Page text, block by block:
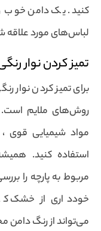
کنید. یک دامن خوب
لباس‌های مورد علاقه
تمیز کردن نوار
برای تمیز کردن نوار
روش‌های ملایم
مواد شیمیایی قوی
استفاده کنید.
مربوط به پارچه را
خودداری از خشک
می‌تواند از رنگ دامن